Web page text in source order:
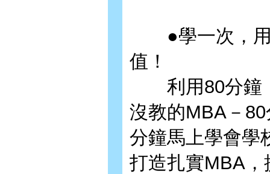
●學一次，用
值！
利用80分鐘，
沒教的MBA－
分鐘馬上學會學
打造扎實MBA